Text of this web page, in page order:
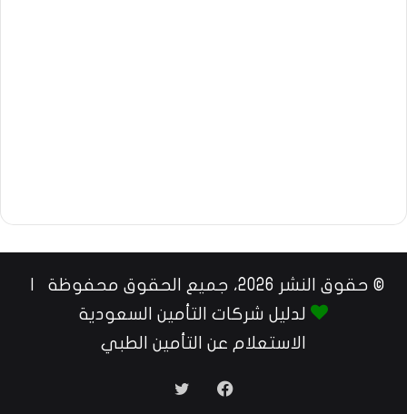
© حقوق النشر 2026، جميع الحقوق محفوظة |
لدليل شركات التأمين السعودية
الاستعلام عن التأمين الطبي
فيسبوك